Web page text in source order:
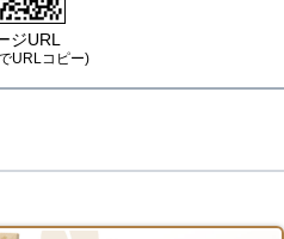
ジURL
URLコピー)